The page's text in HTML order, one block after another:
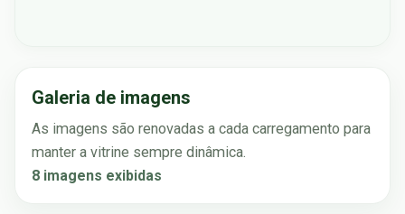
Galeria de imagens
As imagens são renovadas a cada carregamento para
manter a vitrine sempre dinâmica.
8 imagens exibidas